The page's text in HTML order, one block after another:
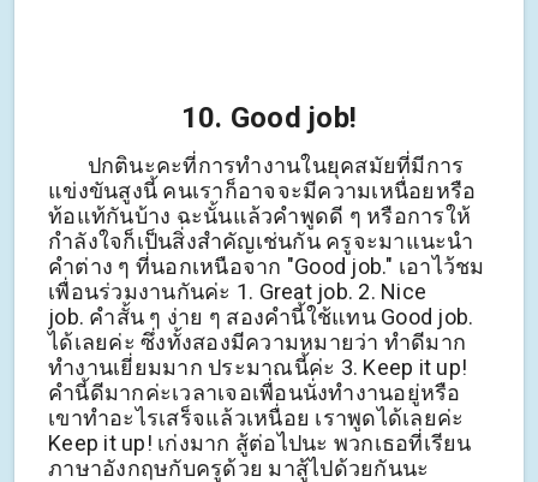
10. Good job!
ปกตินะคะที่การทำงานในยุคสมัยที่มีการ
แข่งขันสูงนี้ คนเราก็อาจจะมีความเหนื่อยหรือ
ท้อแท้กันบ้าง ฉะนั้นแล้วคำพูดดี ๆ หรือการให้
กำลังใจก็เป็นสิ่งสำคัญเช่นกัน ครูจะมาแนะนำ
คำต่าง ๆ ที่นอกเหนือจาก "Good job." เอาไว้ชม
เพื่อนร่วมงานกันค่ะ 1. Great job. 2. Nice
job. คำสั้น ๆ ง่าย ๆ สองคำนี้ใช้แทน Good job.
ได้เลยค่ะ ซึ่งทั้งสองมีความหมายว่า ทำดีมาก
ทำงานเยี่ยมมาก ประมาณนี้ค่ะ 3. Keep it up!
คำนี้ดีมากค่ะเวลาเจอเพื่อนนั่งทำงานอยู่หรือ
เขาทำอะไรเสร็จแล้วเหนื่อย เราพูดได้เลยค่ะ
Keep it up! เก่งมาก สู้ต่อไปนะ พวกเธอที่เรียน
ภาษาอังกฤษกับครูด้วย มาสู้ไปด้วยกันนะ